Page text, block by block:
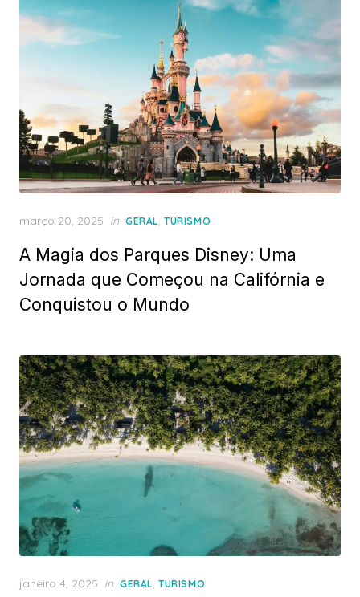
Posted
março 20, 2025 in GERAL, TURISMO
A Magia dos Parques Disney: Uma
Jornada que Começou na Califórnia e
Conquistou o Mundo
Posted
janeiro 4, 2025 in GERAL, TURISMO